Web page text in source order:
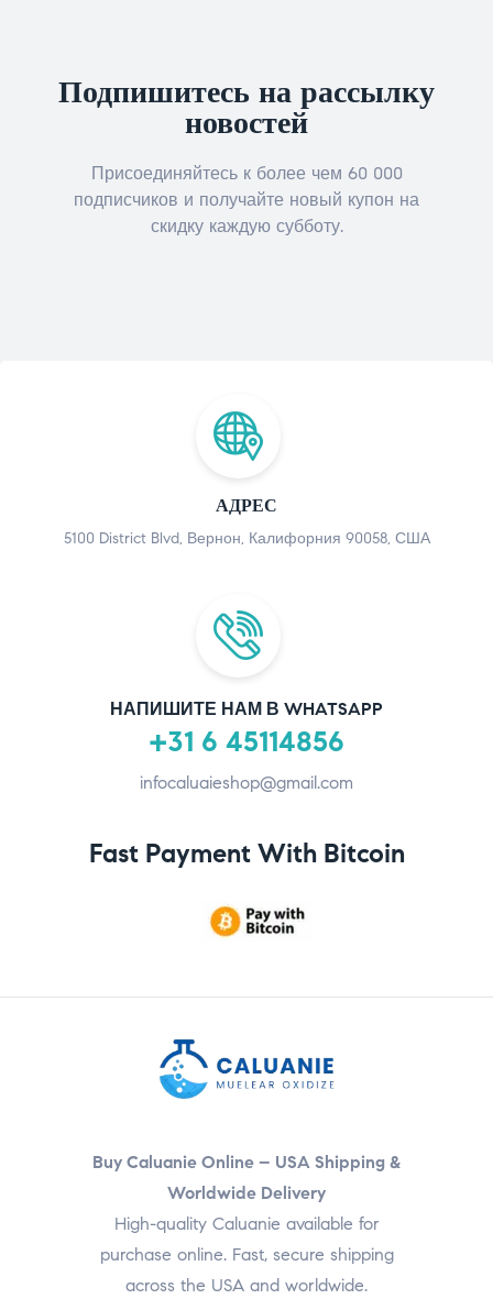
Подпишитесь на рассылку
новостей
Присоединяйтесь к более чем 60 000
подписчиков и получайте новый купон на
скидку каждую субботу.
АДРЕС
5100 District Blvd, Вернон, Калифорния 90058, США
НАПИШИТЕ НАМ В WHATSAPP
+31 6 45114856
infocaluaieshop@gmail.com
Fast Payment With Bitcoin
Buy Caluanie Online – USA Shipping &
Worldwide Delivery
High-quality Caluanie available for
purchase online. Fast, secure shipping
across the USA and worldwide.